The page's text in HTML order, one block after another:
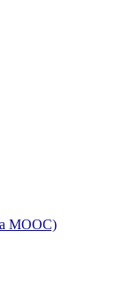
MOOC)